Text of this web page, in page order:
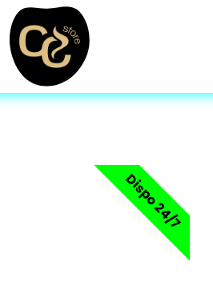
Dispo 24/7